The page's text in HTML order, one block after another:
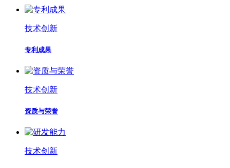
技术创新
专利成果
技术创新
资质与荣誉
技术创新